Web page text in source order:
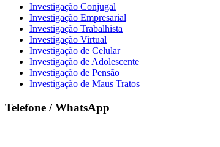
Investigação Conjugal
Investigação Empresarial
Investigação Trabalhista
Investigação Virtual
Investigação de Celular
Investigação de Adolescente
Investigação de Pensão
Investigação de Maus Tratos
Telefone / WhatsApp